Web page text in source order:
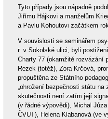
Tyto případy jsou nápadně
Jiřímu Hájkovi a manželům
a Pavlu Kohoutovi začátkem
V souvislosti se seminářem
r. v Sokolské ulici, byli
Charty 77 (okamžitě rozvázání
Rezek (totéž), Zora Krčová,
propuštěna ze Státního
„ohrožení bezpečnosti státu na
skutečnosti není zatím její
(v řádné výpovědi), Michal
ČVUT), Helena Klabanová (ve